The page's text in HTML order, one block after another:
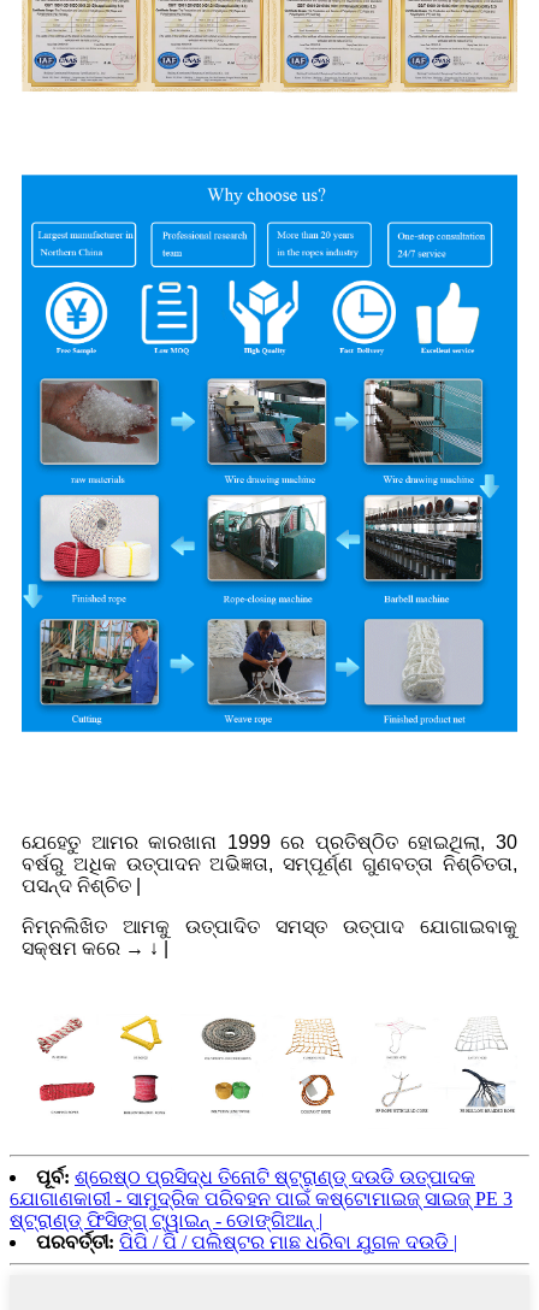
ଯେହେତୁ ଆମର କାରଖାନା 1999 ରେ ପ୍ରତିଷ୍ଠିତ ହୋଇଥିଲା, 30
ବର୍ଷରୁ ଅଧିକ ଉତ୍ପାଦନ ଅଭିଜ୍ଞତା, ସମ୍ପୂର୍ଣ୍ଣ ଗୁଣବତ୍ତା ନିଶ୍ଚିତତା,
ପସନ୍ଦ ନିଶ୍ଚିତ |
ନିମ୍ନଲିଖିତ ଆମକୁ ଉତ୍ପାଦିତ ସମସ୍ତ ଉତ୍ପାଦ ଯୋଗାଇବାକୁ
ସକ୍ଷମ କରେ → ↓ |
ପୂର୍ବ: ଶ୍ରେଷ୍ଠ ପ୍ରସିଦ୍ଧ ତିନୋଟି ଷ୍ଟ୍ରାଣ୍ଡ୍ ଦଉଡି ଉତ୍ପାଦକ
ଯୋଗାଣକାରୀ - ସାମୁଦ୍ରିକ ପରିବହନ ପାଇଁ କଷ୍ଟୋମାଇଜ୍ ସାଇଜ୍ PE 3
ଷ୍ଟ୍ରାଣ୍ଡ୍ ଫିସିଙ୍ଗ୍ ଟ୍ୱାଇନ୍ - ଡୋଙ୍ଗିଆନ୍ |
ପରବର୍ତ୍ତୀ: ପିପି / ପି / ପଲିଷ୍ଟର ମାଛ ଧରିବା ଯୁଗଳ ଦଉଡି |